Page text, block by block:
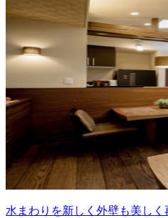
水まわりを新しく外壁も美し